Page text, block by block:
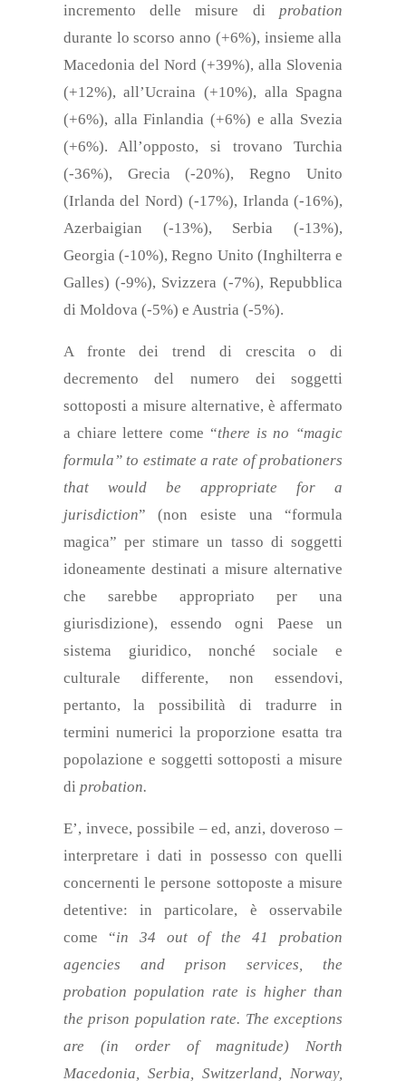
incremento delle misure diprobation
durante lo scorso anno (+6%), insieme alla
Macedonia del Nord (+39%), alla Slovenia
(+12%), all’Ucraina (+10%), alla Spagna
(+6%), alla Finlandia (+6%) e alla Svezia
(+6%). All’opposto, si trovano Turchia
(-36%), Grecia (-20%), Regno Unito
(Irlanda del Nord) (-17%), Irlanda (-16%),
Azerbaigian (-13%), Serbia (-13%),
Georgia (-10%), Regno Unito (Inghilterra e
Galles) (-9%), Svizzera (-7%), Repubblica
di Moldova (-5%) e Austria (-5%).
A fronte dei trend di crescita o di
decremento del numero dei soggetti
sottoposti a misure alternative, è affermato
a chiare lettere come “there is no “magic
formula” to estimate a rate of probationers
that would be appropriate for a
jurisdiction”(non esiste una “formula
magica” per stimare un tasso di soggetti
idoneamente destinati a misure alternative
che sarebbe appropriato per una
giurisdizione), essendo ogni Paese un
sistema giuridico, nonché sociale e
culturale differente, non essendovi,
pertanto, la possibilità di tradurre in
termini numerici la proporzione esatta tra
popolazione e soggetti sottoposti a misure
di probation.
E’, invece, possibile – ed, anzi, doveroso –
interpretare i dati in possesso con quelli
concernenti le persone sottoposte a misure
detentive: in particolare, è osservabile
come “in 34 out of the 41 probation
agencies and prison services, the
probation population rate is higher than
the prison population rate. The exceptions
are (in order of magnitude) North
Macedonia, Serbia, Switzerland, Norway,